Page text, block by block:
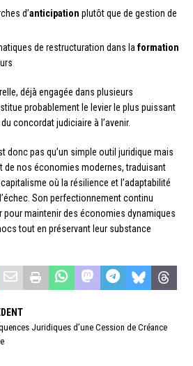
d’anticipation plutôt que de gestion de
de restructuration dans la formation
déjà engagée dans plusieurs
probablement le levier le plus puissant
concordat judiciaire à l’avenir.
donc pas qu’un simple outil juridique mais
de nos économies modernes, traduisant
où la résilience et l’adaptabilité
Son perfectionnement continu
pour maintenir des économies dynamiques
tout en préservant leur substance
Juridiques d’une Cession de Créance